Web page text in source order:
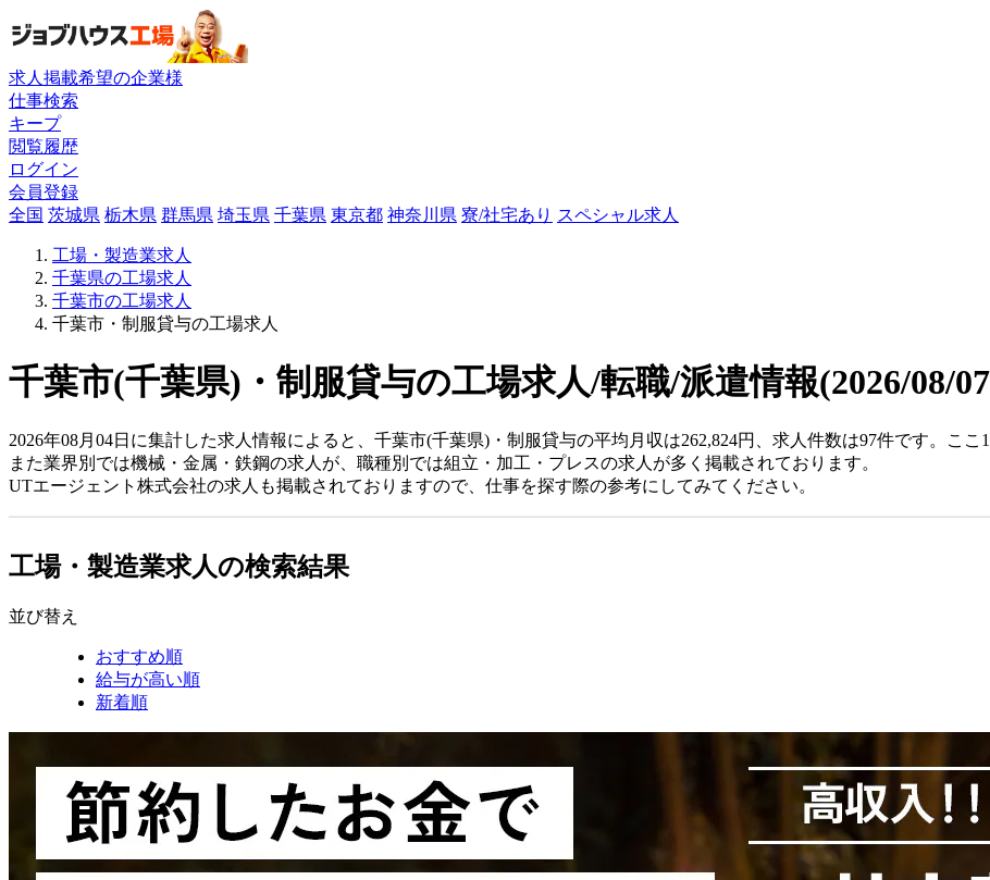
求人掲載希望の企業様
仕事検索
キープ
閲覧履歴
ログイン
会員登録
全国 茨城県 栃木県 群馬県 埼玉県 千葉県 東京都 神奈川県 寮/社宅あり スペシャル求人
工場・製造業求人
千葉県の工場求人
千葉市の工場求人
千葉市・制服貸与の工場求人
千葉市(千葉県)・制服貸与の工場求人/転職/派遣情報(2026/08/
2026年08月04日に集計した求人情報によると、千葉市(千葉県)・制服貸与の平均月収は262,824円、求人件数は97件です。ここ
また業界別では機械・金属・鉄鋼の求人が、職種別では組立・加工・プレスの求人が多く掲載されております。
UTエージェント株式会社の求人も掲載されておりますので、仕事を探す際の参考にしてみてください。
工場・製造業求人の検索結果
並び替え
おすすめ順
給与が高い順
新着順